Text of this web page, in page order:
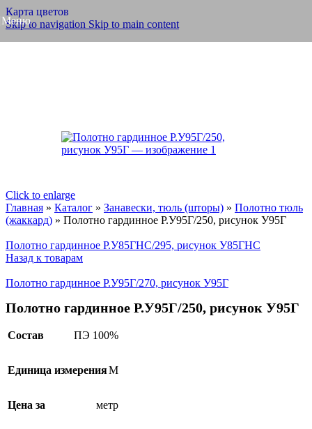
Карта цветов
Skip to navigation Skip to main content
Меню
Click to enlarge
Главная » Каталог » Занавески, тюль (шторы) » Полотно тюль
(жаккард) » Полотно гардинное Р.У95Г/250, рисунок У95Г
Полотно гардинное Р.У85ГНС/295, рисунок У85ГНС
Назад к товарам
Полотно гардинное Р.У95Г/270, рисунок У95Г
Полотно гардинное Р.У95Г/250, рисунок У95Г
Состав ПЭ 100%
Единица измеренияМ
Цена за метр